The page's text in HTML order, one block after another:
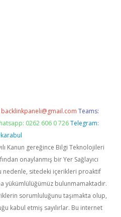
backlinkpaneli@gmail.com Teams:
0262 606 0 726 Telegram:
Kanun gereğince Bilgi Teknolojileri
onaylanmış bir Yer Sağlayıcı
nedenle, sitedeki içerikleri proaktif
yükümlülüğümüz bulunmamaktadır.
sorumluluğunu taşımakta olup,
kabul etmiş sayılırlar. Bu internet